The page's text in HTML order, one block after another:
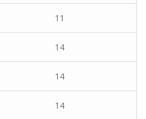
11
14
14
14